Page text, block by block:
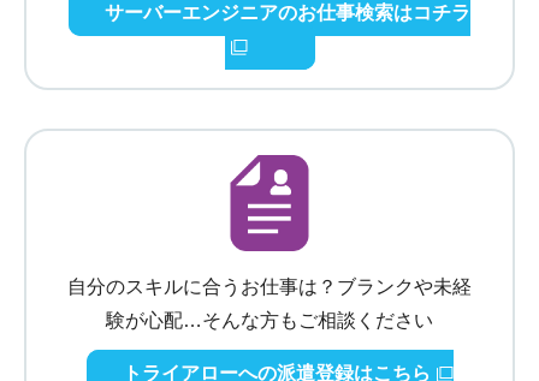
サーバーエンジニアのお仕事検索はコチラ
自分のスキルに合うお仕事は？ブランクや未経
験が心配…そんな方もご相談ください
トライアローへの派遣登録はこちら